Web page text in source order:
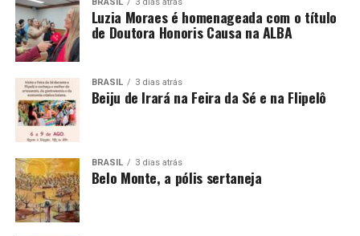
Luzia Moraes é homenageada com o título
de Doutora Honoris Causa na ALBA
BRASIL 3 dias atrás
Beiju de Irará na Feira da Sé e na Flipelô
BRASIL 3 dias atrás
Belo Monte, a pólis sertaneja